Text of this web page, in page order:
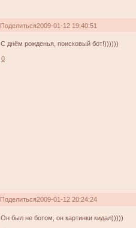
Поделиться2009-01-12 19:40:51
С днём рожденья, поисковый бот!))))))
0
Поделиться2009-01-12 20:24:24
Он был не ботом, он картинки кидал)))))